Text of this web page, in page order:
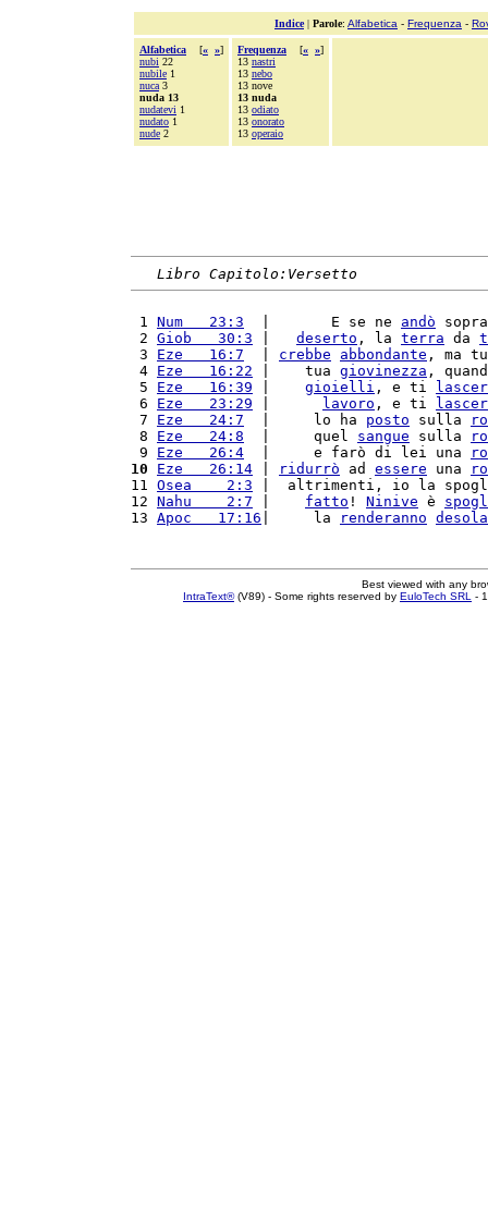
Indice| Parole: Alfabetica - Frequenza -
Alfabetica [« »]
nubi 22
nubile 1
nuca 3
nuda 13
nudatevi 1
nudato 1
nude 2
Frequenza [« »]
13 nastri
13 nebo
13 nove
13 nuda
13 odiato
13 onorato
13 operaio
Libro Capitolo:Versetto
1 Num   23:3
  |       E se ne
andò
2 Giob   30:3 deserto , la terra da
3 Eze   16:7 crebbe abbondante , ma
4 Eze   16:22 |    tua giovinezza ,
5 Eze   16:39 gioielli , e ti
6 Eze   23:29 lavoro , e ti
7 Eze   24:7
  |     lo ha
posto sulla
8 Eze   24:8
  |     quel
sangue sulla
9 Eze   26:4
  |     e farò di lei una
10
Eze   26:14 ridurrò ad essere una
11 Osea    2:3 |  altrimenti, io la
12 Nahu    2:7 fatto ! Ninive è
13 Apoc   17:16 |     la renderanno
Best viewed with any
IntraText®(V89) - Some rights reserved by EuloTech SRL -